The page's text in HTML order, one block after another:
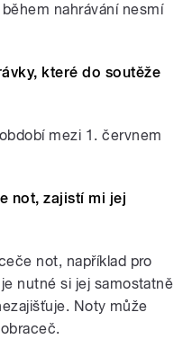
nahrávání nesmí
které do soutěže
mezi 1. červnem
not, zajistí mi jej
not, například pro
nutné si jej samostatně
Noty může